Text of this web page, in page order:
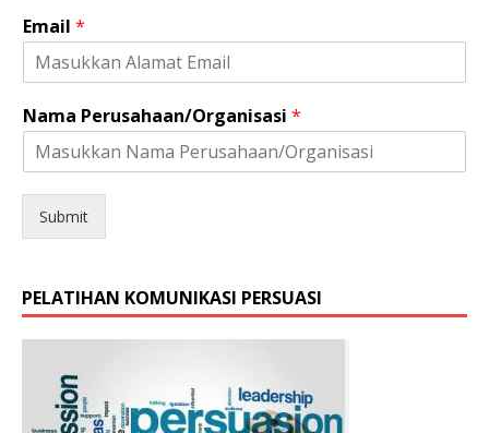
Email *
Nama Perusahaan/Organisasi *
Submit
PELATIHAN KOMUNIKASI PERSUASI